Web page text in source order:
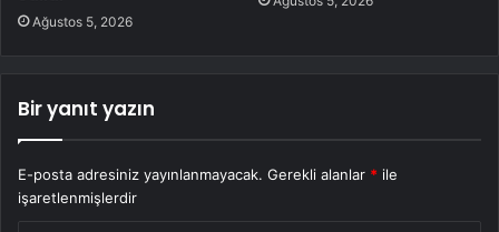
Ağustos 5, 2026
Bir yanıt yazın
E-posta adresiniz yayınlanmayacak. Gerekli alanlar * ile
işaretlenmişlerdir